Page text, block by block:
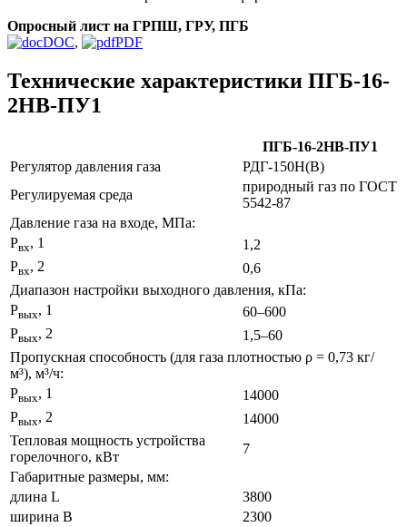
Опросный лист на ГРПШ, ГРУ, ПГБ
DOC, PDF
Технические характеристики ПГБ-16-
2НВ-ПУ1
ПГБ-16-2НВ-ПУ1
Регулятор давления газа
РДГ-150Н(В)
Регулируемая среда
природный газ по ГОСТ
5542-87
Давление газа на входе, МПа:
Рвх, 1
1,2
Рвх, 2
0,6
Диапазон настройки выходного давления, кПа:
Рвых, 1
60–600
Рвых, 2
1,5–60
Пропускная способность (для газа плотностью ρ = 0,73 кг/
м³), м³/ч:
Рвых, 1
14000
Рвых, 2
14000
Тепловая мощность устройства
горелочного, кВт
7
Габаритные размеры, мм:
длина L
3800
ширина B
2300